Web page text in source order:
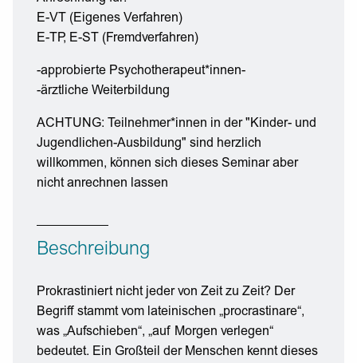
E-VT (Eigenes Verfahren)
E-TP, E-ST (Fremdverfahren)
-approbierte Psychotherapeut*innen-
-ärztliche Weiterbildung
ACHTUNG: Teilnehmer*innen in der "Kinder- und
Jugendlichen-Ausbildung" sind herzlich
willkommen, können sich dieses Seminar aber
nicht anrechnen lassen
Beschreibung
Prokrastiniert nicht jeder von Zeit zu Zeit? Der
Begriff stammt vom lateinischen „procrastinare“,
was „Aufschieben“, „auf Morgen verlegen“
bedeutet. Ein Großteil der Menschen kennt dieses